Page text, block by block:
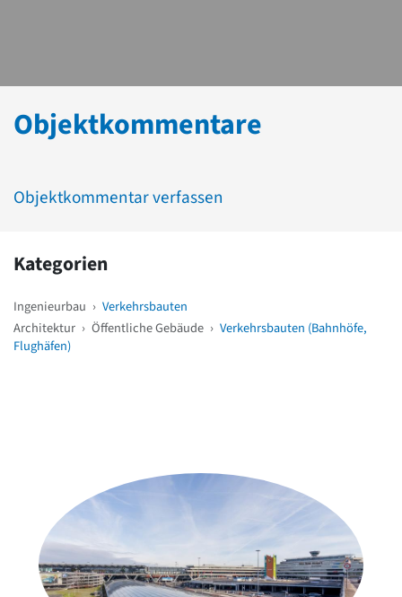
Objektkommentare
Objektkommentar verfassen
Kategorien
Ingenieurbau › Verkehrsbauten
Architektur › Öffentliche Gebäude › Verkehrsbauten (Bahnhöfe,
Flughäfen)